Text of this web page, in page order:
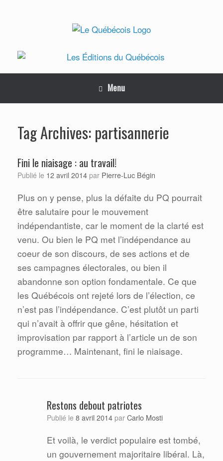
Menu
Tag Archives: partisannerie
Fini le niaisage : au travail!
Publié le 12 avril 2014 par Pierre-Luc Bégin
Plus on y pense, plus la défaite du PQ pourrait
être salutaire pour le mouvement
indépendantiste, car le moment de la clarté est
venu. Ou bien le PQ met l’indépendance au
coeur de son discours, de ses actions et de
ses campagnes électorales, ou bien il
abandonne son option fondamentale. Ce que
les Québécois ont rejeté lors de l’élection, ce
n’est pas l’indépendance. C’est plutôt un parti
qui n’avait à offrir que gêne, hésitation et
improvisation par rapport à l’article un de son
programme… Maintenant, fini le niaisage.
Restons debout patriotes
Publié le 8 avril 2014 par Carlo Mosti
Et voilà, le verdict populaire est tombé,
un gouvernement majoritaire libéral. Là,